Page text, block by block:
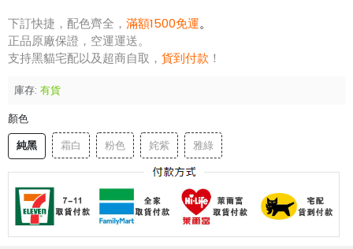
下訂快捷，配色齊全， 滿額1500免運。
正品原廠保證，空運運送。
支持黑貓宅配以及超商自取， 貨到付款 ！
庫存: 有貨
顏色
純黑 霜白 粉色 姹紫 雅綠